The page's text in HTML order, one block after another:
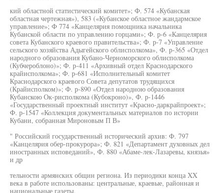
кий областной статистический комитет»; Ф. 574 «Кубанская
областная чертежная»), 583 («Кубанское областное жандармское
управление»; Ф 774 «Канцелярия помощника начальника
Кубанской области по управлению горцами»; Ф. р-6 «Канцелярия
совета Кубанского краевого правительства»; Ф. р-7 «Управление
сельского хозяйства Адыгейского облисполкома», Ф. р-365 «Отдел
народного образования Кубано-Черноморского облисполкома
(Кубчероблоно)»; Ф. р-411 «Архивный отдел Краснодарского
крайисполкома»; Ф. р-681 «Исполнительный комитет
Краснодарского краевого Совета депутатов трудящихся
(Крайисполком)»; Ф. р-890 «Отдел народною образования
Кубанскою Ок-рисполкома (Кубокроно)», Ф. р-1446
«Государственный проектный институт «Красно-даркрайпроект»;
Ф. р-1547 «Коллекция документальных материалов по истории
Кубани, собранная Мироновым П В»
" Российский государственный исторический архив: Ф. 797
«Канцелярия обер-прокурора»; Ф. 821 «Департамент духовных дел
иностранных исповеданий», Ф. 880 «Абаме-лек-Лазаревы, князья»
и др
тельности армянских общин региона. Из периодики конца XX
века в работе использованы: центральные, краевые, районная и
национальные газеты.